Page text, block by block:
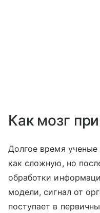
Как мозг
Долгое время ученые
как сложную, но
обработки
модели, сигнал от
поступает в